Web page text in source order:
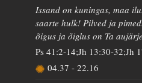
Issand on kuningas, maa
saarte hulk! Pilved ja
õigus ja õiglus on Ta
Ps 41:2-14;Jh 13:30-32;Jh
04.37 - 22.16